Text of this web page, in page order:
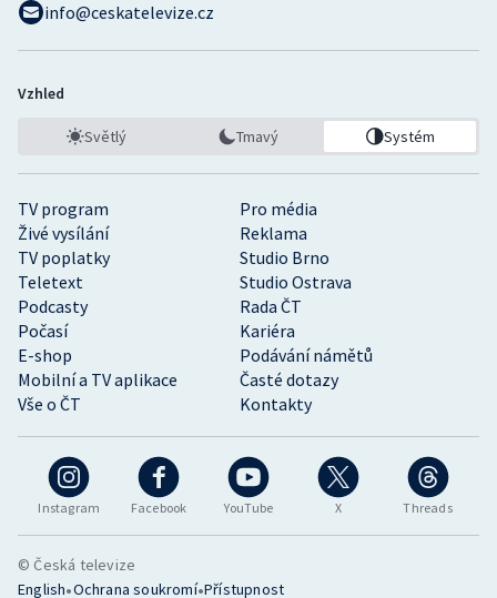
Instagram Facebook YouTube X Threads
TV program
Pro média
Živé vysílání
Reklama
TV poplatky
Studio Brno
Teletext
Studio Ostrava
Podcasty
Rada ČT
Počasí
Kariéra
E-shop
Podávání námětů
Mobilní a TV aplikace
Časté dotazy
Vše o ČT
Kontakty
info@ceskatelevize.cz
Vzhled
Světlý Tmavý Systém
© Česká televize
English•Ochrana soukromí•Přístupnost